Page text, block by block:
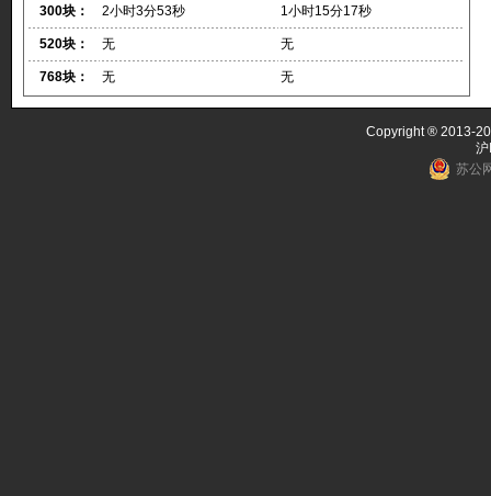
300块： 2小时3分53秒 1小时15分17秒
520块： 无 无
768块： 无 无
Copyright ® 2013-
苏公